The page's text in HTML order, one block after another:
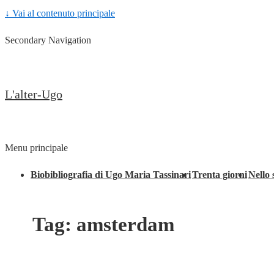
↓ Vai al contenuto principale
Secondary Navigation
L'alter-Ugo
Menu principale
Biobibliografia di Ugo Maria TassinariTrenta giorniNello
Tag: amsterdam